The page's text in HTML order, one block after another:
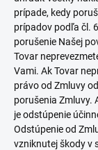
prípade, kedy
prípadov podľa čl.
porušenie Našej
Tovar
Vami. Ak Tovar
právo od Zmluvy
porušenia Zmluvy.
je odstúpenie
Odstúpenie od
vzniknutej škody v